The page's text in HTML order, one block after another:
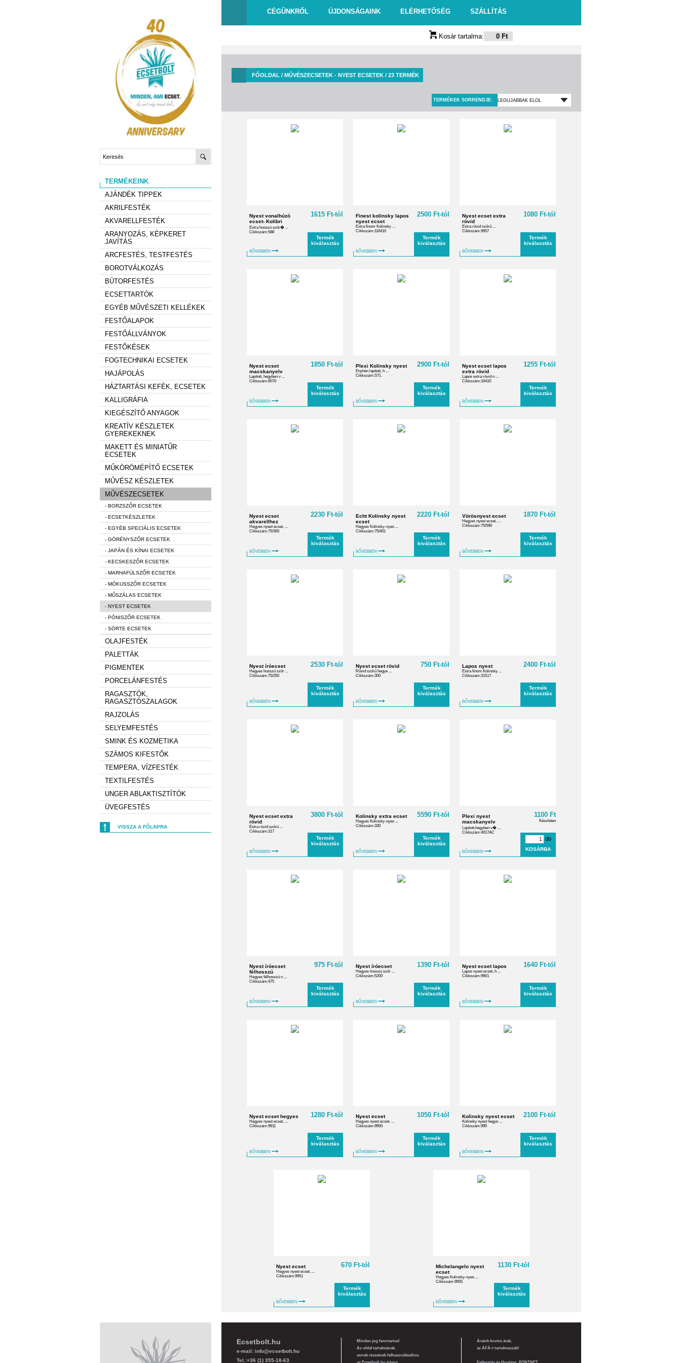
TERMÉKEINK
AJÁNDÉK TIPPEK
AKRILFESTÉK
AKVARELLFESTÉK
ARANYOZÁS, KÉPKERET
JAVÍTÁS
ARCFESTÉS, TESTFESTÉS
BOROTVÁLKOZÁS
BÚTORFESTÉS
ECSETTARTÓK
EGYÉB MŰVÉSZETI KELLÉKEK
FESTŐALAPOK
FESTŐÁLLVÁNYOK
FESTŐKÉSEK
FOGTECHNIKAI ECSETEK
HAJÁPOLÁS
HÁZTARTÁSI KEFÉK, ECSETEK
KALLIGRÁFIA
KIEGÉSZÍTŐ ANYAGOK
KREATÍV KÉSZLETEK
GYEREKEKNEK
MAKETT ÉS MINIATŰR
ECSETEK
MŰKÖRÖMÉPÍTŐ ECSETEK
MŰVÉSZ KÉSZLETEK
MŰVÉSZECSETEK
- BORZSZŐR ECSETEK
- ECSETKÉSZLETEK
- EGYÉB SPECIÁLIS ECSETEK
- GÖRÉNYSZŐR ECSETEK
- JAPÁN ÉS KÍNAI ECSETEK
- KECSKESZŐR ECSETEK
- MARHAFÜLSZŐR ECSETEK
- MÓKUSSZŐR ECSETEK
- MŰSZÁLAS ECSETEK
- NYEST ECSETEK
- PÓNISZŐR ECSETEK
- SÖRTE ECSETEK
OLAJFESTÉK
PALETTÁK
PIGMENTEK
PORCELÁNFESTÉS
RAGASZTÓK,
RAGASZTÓSZALAGOK
RAJZOLÁS
SELYEMFESTÉS
SMINK ÉS KOZMETIKA
SZÁMOS KIFESTŐK
TEMPERA, VÍZFESTÉK
TEXTILFESTÉS
UNGER ABLAKTISZTÍTÓK
ÜVEGFESTÉS
VISSZA A FŐLAPRA
CÉGÜNKRŐL ÚJDONSÁGAINK ELÉRHETŐSÉG SZÁLLÍTÁS
Kosár tartalma: 0 Ft
FŐOLDAL / MŰVÉSZECSETEK - NYEST ECSETEK / 23 TERMÉK
TERMÉKEK SORRENDJE:
Nyest vonalhúzó
ecset- Kolibri
Extra hosszú szőr� ...
Cikkszám:588
BŐVEBBEN
1615 Ft-tól
Termék
kiválasztás
Finest kolinsky lapos
nyest ecset
Extra finom Kolinsky ...
Cikkszám:116410
BŐVEBBEN
2500 Ft-tól
Termék
kiválasztás
Nyest ecset extra
rövid
Extra rövid szőrű ...
Cikkszám:9957
BŐVEBBEN
1080 Ft-tól
Termék
kiválasztás
Nyest ecset
macskanyelv
Lapított, hegyben v ...
Cikkszám:6070
BŐVEBBEN
1850 Ft-tól
Termék
kiválasztás
Plexi Kolinsky nyest
Enyhén lapított, h ...
Cikkszám:STL
BŐVEBBEN
2900 Ft-tól
Termék
kiválasztás
Nyest ecset lapos
extra rövid
Lapos extra rövid n ...
Cikkszám:16410
BŐVEBBEN
1255 Ft-tól
Termék
kiválasztás
Nyest ecset
akvarellhez
Hegyes nyest ecset, ...
Cikkszám:75/300
BŐVEBBEN
2230 Ft-tól
Termék
kiválasztás
Echt Kolinsky nyest
ecset
Hegyes Kolinsky-nyes ...
Cikkszám:75/401
BŐVEBBEN
2220 Ft-tól
Termék
kiválasztás
Vörösnyest ecset
Hegyes nyest ecset, ...
Cikkszám:75/590
BŐVEBBEN
1870 Ft-tól
Termék
kiválasztás
Nyest íróecset
Hegyes hosszú szőr ...
Cikkszám:75/250
BŐVEBBEN
2530 Ft-tól
Termék
kiválasztás
Nyest ecset rövid
Rövid szőrű hegye ...
Cikkszám:300
BŐVEBBEN
750 Ft-tól
Termék
kiválasztás
Lapos nyest
Extra finom Kolinsky ...
Cikkszám:31517
BŐVEBBEN
2400 Ft-tól
Termék
kiválasztás
Nyest ecset extra
rövid
Extra rövid szőrű ...
Cikkszám:317
BŐVEBBEN
3800 Ft-tól
Termék
kiválasztás
Kolinsky extra ecset
Hegyes Kolinsky-nyes ...
Cikkszám:330
BŐVEBBEN
5590 Ft-tól
Termék
kiválasztás
Plexi nyest
macskanyelv
Lapított,hegyben v� ...
Cikkszám:4017AC
BŐVEBBEN
1100 Ft
Készleten
db
Nyest íróecset
félhosszú
Hegyes félhosszú n ...
Cikkszám:475
BŐVEBBEN
975 Ft-tól
Termék
kiválasztás
Nyest íróecset
Hegyes hosszú szőr ...
Cikkszám:5200
BŐVEBBEN
1390 Ft-tól
Termék
kiválasztás
Nyest ecset lapos
Lapos nyest ecset, h ...
Cikkszám:9901
BŐVEBBEN
1640 Ft-tól
Termék
kiválasztás
Nyest ecset hegyes
Hegyes nyest ecset, ...
Cikkszám:9911
BŐVEBBEN
1280 Ft-tól
Termék
kiválasztás
Nyest ecset
Hegyes nyest ecset, ...
Cikkszám:9950
BŐVEBBEN
1050 Ft-tól
Termék
kiválasztás
Kolinsky nyest ecset
Kolinsky nyest hegye ...
Cikkszám:995
BŐVEBBEN
2100 Ft-tól
Termék
kiválasztás
Nyest ecset
Hegyes nyest ecset, ...
Cikkszám:9951
BŐVEBBEN
670 Ft-tól
Termék
kiválasztás
Michelangelo nyest
ecset
Hegyes Kolinsky-nyes ...
Cikkszám:9955
BŐVEBBEN
1130 Ft-tól
Termék
kiválasztás
Ecsetbolt.hu
e-mail: info@ecsetbolt.hu
Tel.:+36 (1) 355-18-63
Minden jog fenntartva!
Az oldal tartalmának,
annak részeinek felhasználásához
Áraink bruttó árak,
az ÁFÁ-t tartalmazzák!